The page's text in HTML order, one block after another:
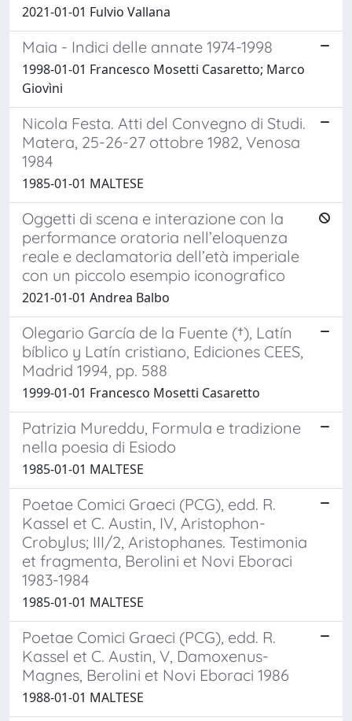
2021-01-01 Fulvio Vallana
Maia - Indici delle annate 1974-1998
1998-01-01 Francesco Mosetti Casaretto; Marco
Giovìni
Nicola Festa. Atti del Convegno di Studi.
Matera, 25-26-27 ottobre 1982, Venosa
1984
1985-01-01 MALTESE
Oggetti di scena e interazione con la
performance oratoria nell’eloquenza
reale e declamatoria dell’età imperiale
con un piccolo esempio iconografico
2021-01-01 Andrea Balbo
Olegario García de la Fuente (†), Latín
bíblico y Latín cristiano, Ediciones CEES,
Madrid 1994, pp. 588
1999-01-01 Francesco Mosetti Casaretto
Patrizia Mureddu, Formula e tradizione
nella poesia di Esiodo
1985-01-01 MALTESE
Poetae Comici Graeci (PCG), edd. R.
Kassel et C. Austin, IV, Aristophon-
Crobylus; III/2, Aristophanes. Testimonia
et fragmenta, Berolini et Novi Eboraci
1983-1984
1985-01-01 MALTESE
Poetae Comici Graeci (PCG), edd. R.
Kassel et C. Austin, V, Damoxenus-
Magnes, Berolini et Novi Eboraci 1986
1988-01-01 MALTESE